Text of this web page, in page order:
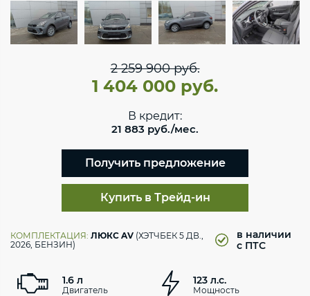
2 259 900 руб.
1 404 000 руб.
В кредит:
21 883 руб./мес.
Получить предложение
Купить в Трейд-ин
КОМПЛЕКТАЦИЯ: ЛЮКС AV (ХЭТЧБЕК 5 ДВ.,
2026, БЕНЗИН)
в наличии
с ПТС
1.6 л
Двигатель
123 л.с.
Мощность